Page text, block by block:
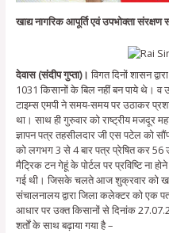
खाद्य नागरिक आपूर्ति एवं उपभोक्ता
देवास (संदीप गुप्ता)। विगत दिनों शासन
1031 किसानों के बिल नहीं बन पाये थे। व
टाइम्स एमपी ने समय-समय पर उठाकर
था। साथ ही गुरुवार को राष्ट्रीय मजदूर
ज्ञापन पत्र तहसीलदार जी एस पटेल को
को लगभग 3 से 4 बार पत्र प्रेषित कर 56
मैट्रिक टन गेहूं के पोर्टल पर प्रविष्टि ना
गई थी। जिसके चलते आज शुक्रवार को
संचालनालय द्वारा जिला कलेक्टर को एक
आधार पर उक्त किसानों से दिनांक
शर्तों के साथ बढ़ाया गया है –